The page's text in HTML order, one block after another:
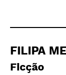
FILIPA
Ficção